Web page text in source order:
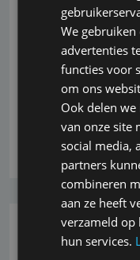
niet meer
inkomenspecialist
hiermee
ASR als generalist
als specialist. Alle
blijven ongewijzigd
Lees verder
We
advertenties
functies voor
om ons
Ook delen
van onze site
social media,
partners
combineren
aan ze heeft
verzameld op
hun services.